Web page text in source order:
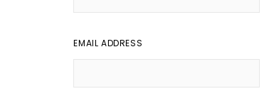
EMAIL ADDRESS